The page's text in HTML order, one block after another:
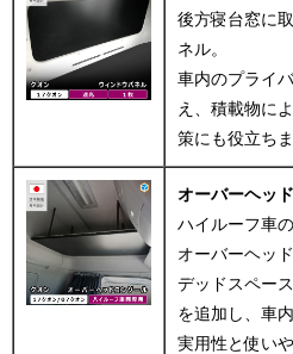
後方寝台窓に
ネル。
車内のプライ
え、積載物に
策にも役立ちま
オーバーヘッ
ハイルーフ車
オーバーヘッ
デッドスペー
を追加し、車
実用性と使い